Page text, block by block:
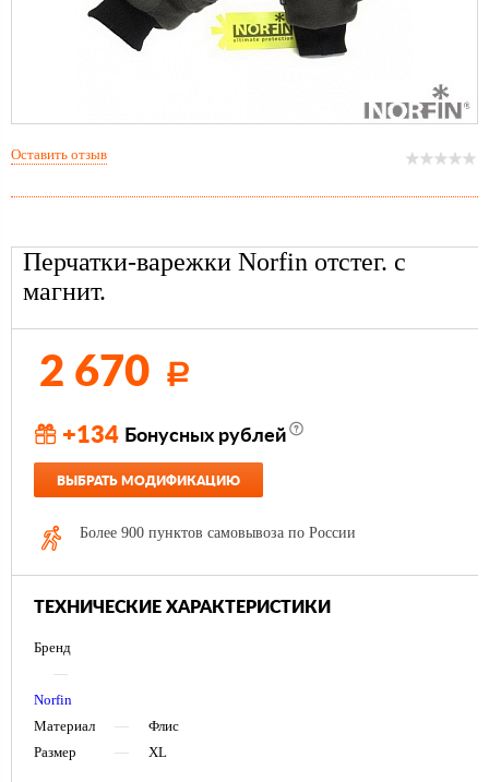
Перчатки-варежки Norfin отстег. с
магнит.
2 670 Р
+134 Бонусных рублей
ВЫБРАТЬ МОДИФИКАЦИЮ
Более 900 пунктов самовывоза по России
ТЕХНИЧЕСКИЕ ХАРАКТЕРИСТИКИ
Бренд
—
Norfin
Материал
—
Флис
Размер
— XL
Оставить отзыв